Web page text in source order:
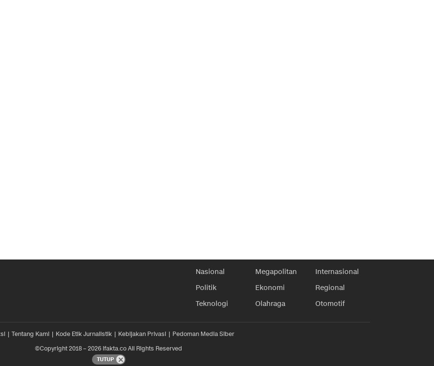
Nasional Megapolitan
Internasional
Politik
Ekonomi
Regional
Teknologi
Olahraga Otomotif
Tentang Kami Kode Etik Jurnalistik Kebijakan Privasi
Pedoman Media Siber
©Copyright 2018 – 2026 ifakta.co All Rights Reserved
TUTUP